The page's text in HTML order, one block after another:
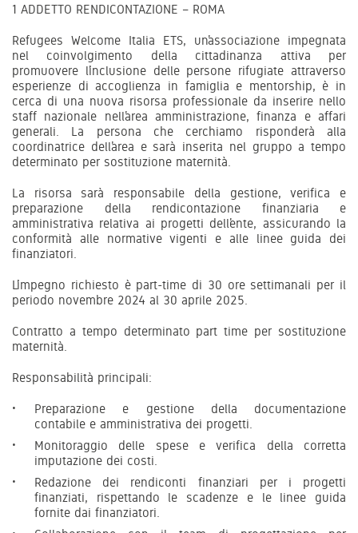
1 ADDETTO RENDICONTAZIONE – ROMA
Refugees Welcome Italia ETS, un’associazione impegnata
nel coinvolgimento della cittadinanza attiva per
promuovere l’inclusione delle persone rifugiate attraverso
esperienze di accoglienza in famiglia e mentorship, è in
cerca di una nuova risorsa professionale da inserire nello
staff nazionale nell’area amministrazione, finanza e affari
generali. La persona che cerchiamo risponderà alla
coordinatrice dell’area e sarà inserita nel gruppo a tempo
determinato per sostituzione maternità.
La risorsa sarà responsabile della gestione, verifica e
preparazione della rendicontazione finanziaria e
amministrativa relativa ai progetti dell’ente, assicurando la
conformità alle normative vigenti e alle linee guida dei
finanziatori.
L’impegno richiesto è part-time di 30 ore settimanali per il
periodo novembre 2024 al 30 aprile 2025.
Contratto a tempo determinato part time per sostituzione
maternità.
Responsabilità principali:
Preparazione e gestione della documentazione
contabile e amministrativa dei progetti.
Monitoraggio delle spese e verifica della corretta
imputazione dei costi.
Redazione dei rendiconti finanziari per i progetti
finanziati, rispettando le scadenze e le linee guida
fornite dai finanziatori.